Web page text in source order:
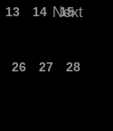
13 14 15
26 27 28
Next